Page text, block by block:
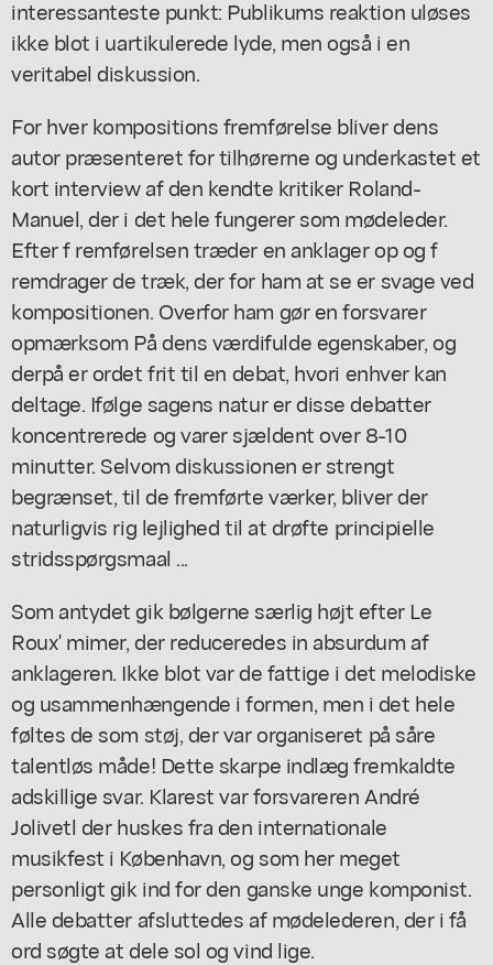
interessanteste punkt: Publikums reaktion uløses
ikke blot i uartikulerede lyde, men også i en
veritabel diskussion.
For hver kompositions fremførelse bliver dens
autor præsenteret for tilhørerne og underkastet et
kort interview af den kendte kritiker Roland-
Manuel, der i det hele fungerer som mødeleder.
Efter f remførelsen træder en anklager op og f
remdrager de træk, der for ham at se er svage ved
kompositionen. Overfor ham gør en forsvarer
opmærksom På dens værdifulde egenskaber, og
derpå er ordet frit til en debat, hvori enhver kan
deltage. Ifølge sagens natur er disse debatter
koncentrerede og varer sjældent over 8-10
minutter. Selvom diskussionen er strengt
begrænset, til de fremførte værker, bliver der
naturligvis rig lejlighed til at drøfte principielle
stridsspørgsmaal ...
Som antydet gik bølgerne særlig højt efter Le
Roux' mimer, der reduceredes in absurdum af
anklageren. Ikke blot var de fattige i det melodiske
og usammenhængende i formen, men i det hele
føltes de som støj, der var organiseret på såre
talentløs måde! Dette skarpe indlæg fremkaldte
adskillige svar. Klarest var forsvareren André
Jolivetl der huskes fra den internationale
musikfest i København, og som her meget
personligt gik ind for den ganske unge komponist.
Alle debatter afsluttedes af mødelederen, der i få
ord søgte at dele sol og vind lige.